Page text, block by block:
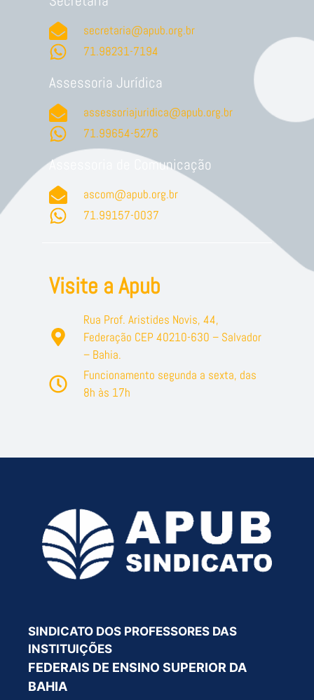
secretaria@apub.org.br
71.98231-7194
Assessoria Jurídica
assessoriajuridica@apub.org.br
71.99654-5276
Assessoria de Comunicação
ascom@apub.org.br
71.99157-0037
Visite a Apub
Rua Prof. Aristides Novis, 44,
Federação CEP 40210-630 – Salvador
– Bahia.
Funcionamento segunda a sexta, das
8h às 17h
SINDICATO DOS PROFESSORES DAS
INSTITUIÇÕES
FEDERAIS DE ENSINO SUPERIOR DA
BAHIA